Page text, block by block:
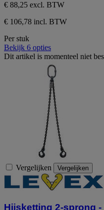
€ 88,25 excl. BTW
€ 106,78 incl. BTW
Per stuk
Bekijk 6 opties
Dit artikel is momenteel niet
Vergelijken Vergelijken
Hijsketting 2-sprong